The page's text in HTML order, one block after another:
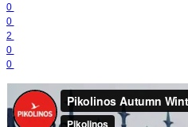
0
0
2
0
0